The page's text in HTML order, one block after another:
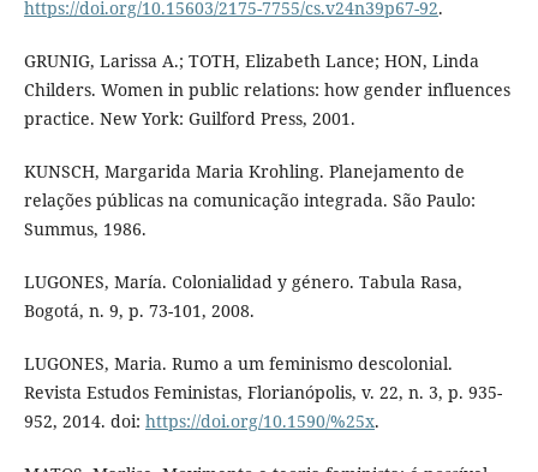
https://doi.org/10.15603/2175-7755/cs.v24n39p67-92.
GRUNIG, Larissa A.; TOTH, Elizabeth Lance; HON, Linda
Childers. Women in public relations: how gender influences
practice. New York: Guilford Press, 2001.
KUNSCH, Margarida Maria Krohling. Planejamento de
relações públicas na comunicação integrada. São Paulo:
Summus, 1986.
LUGONES, María. Colonialidad y género. Tabula Rasa,
Bogotá, n. 9, p. 73-101, 2008.
LUGONES, Maria. Rumo a um feminismo descolonial.
Revista Estudos Feministas, Florianópolis, v. 22, n. 3, p. 935-
952, 2014. doi: https://doi.org/10.1590/%25x.